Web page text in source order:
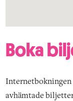
Boka
Internetbokningen
avhämtade